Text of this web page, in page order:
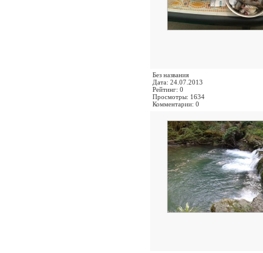
Без названия
Дата: 24.07.2013
Рейтинг: 0
Просмотры: 1634
Комментарии: 0